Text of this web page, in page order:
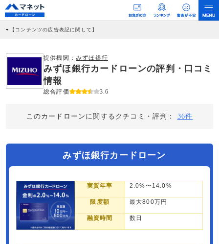
【コンテンツの広告表記に関して】
社に対して企業から紹介報酬が支払われるという収益モデルです。 ただし、特定の
商品を根拠なくPRするものではなく、当編集部の調査／ユーザーへの口コミ収集な
どに基づき、公平性を担保した情報提供を行っています。
>提携企業一覧
提供機関： みずほ銀行
みずほ銀行カードローンの評判・口コミ
情報
総合評価 3.6
このカードローンに関するクチコミ・評判： 36件
みずほ銀行カードローン
実質年率 2.0%〜14.0%
限度額 最大800万円
融資時間 数日